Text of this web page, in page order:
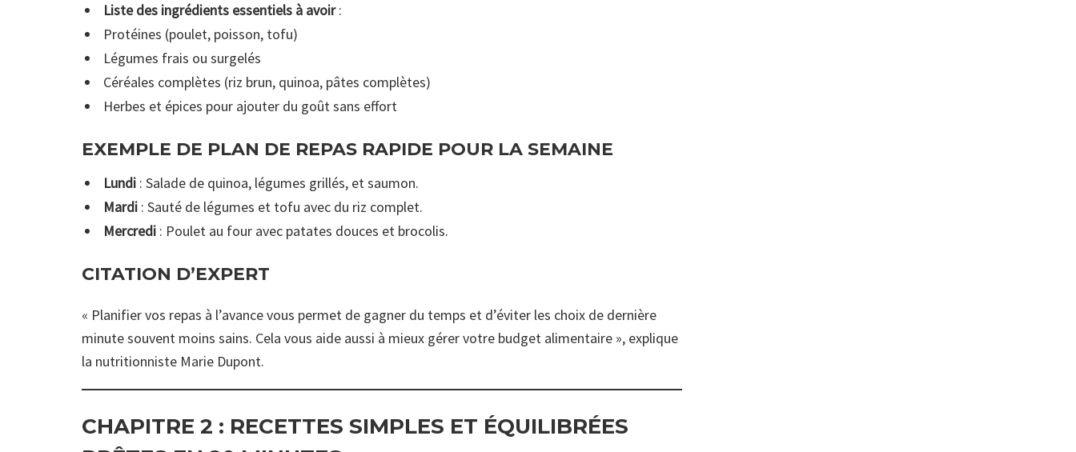
Liste des ingrédients essentiels à avoir:
Protéines (poulet, poisson, tofu)
Légumes frais ou surgelés
Céréales complètes (riz brun, quinoa, pâtes complètes)
Herbes et épices pour ajouter du goût sans effort
EXEMPLE DE PLAN DE REPAS RAPIDE POUR LA SEMAINE
Lundi: Salade de quinoa, légumes grillés, et saumon.
Mardi: Sauté de légumes et tofu avec du riz complet.
Mercredi: Poulet au four avec patates douces et brocolis.
CITATION D’EXPERT
« Planifier vos repas à l’avance vous permet de gagner du temps et d’éviter les choix de dernière
minute souvent moins sains. Cela vous aide aussi à mieux gérer votre budget alimentaire », explique
la nutritionniste Marie Dupont.
CHAPITRE 2 : RECETTES SIMPLES ET ÉQUILIBRÉES